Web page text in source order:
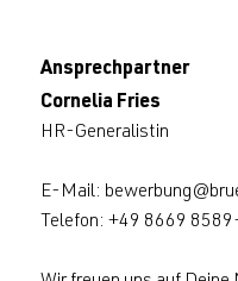
Ansprechpartner
Cornelia Fries
HR-Generalistin
E-Mail:
Telefon: +49 8669